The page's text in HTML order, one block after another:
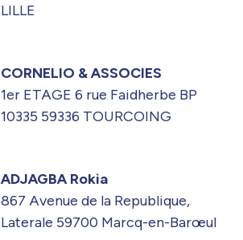
LILLE
CORNELIO & ASSOCIES
1er ETAGE 6 rue Faidherbe BP
10335 59336 TOURCOING
ADJAGBA Rokia
867 Avenue de la Republique,
Laterale 59700 Marcq-en-Barœul